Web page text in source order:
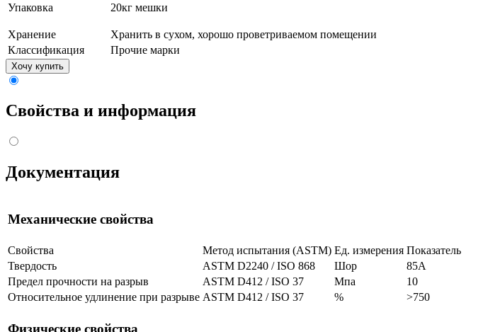
Упаковка 20кг мешки
Хранение
Хранить в сухом, хорошо проветриваемом помещении
Классификация
Прочие марки
Хочу купить
Свойства и информация
Документация
Механические свойства
Свойства Метод испытания (ASTM) Ед. измерения Показатель
Твердость
ASTM D2240 / ISO 868 Шор
85A
Предел прочности на разрыв
ASTM D412 / ISO 37 Мпа
10
Относительное удлинение при разрыве ASTM D412 / ISO 37 % >750
Физические свойства